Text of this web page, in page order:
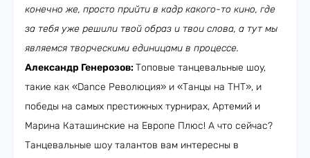
конечно же, просто прийти в кадр какого-то кино, где
за тебя уже решили твой образ и твои слова, а тут мы
являемся творческими единицами в процессе.
Александр Генерозов:Топовые танцевальные шоу,
такие как «Dance Революция» и «Танцы на ТНТ», и
победы на самых престижных турнирах, Артемий и
Марина Каташинские на Европе Плюс! А что сейчас?
Танцевальные шоу талантов вам интересны в